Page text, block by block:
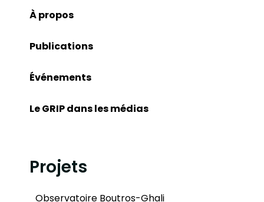
À propos
Publications
Événements
Le GRIP dans les médias
Projets
Observatoire Boutros-Ghali